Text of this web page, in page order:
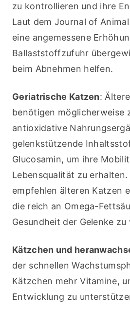
zu kontrollieren und ihre
Laut dem Journal of
eine angemessene
Ballaststoffzufuhr
beim Abnehmen helfen.
Geriatrische Katzen:
benötigen möglicherweise
antioxidative
gelenkstützende
Glucosamin, um ihre
Lebensqualität zu
empfehlen älteren Katzen
die reich an Omega-
Gesundheit der Gelenke zu
Kätzchen und
der schnellen
Kätzchen mehr Vitamine,
Entwicklung zu